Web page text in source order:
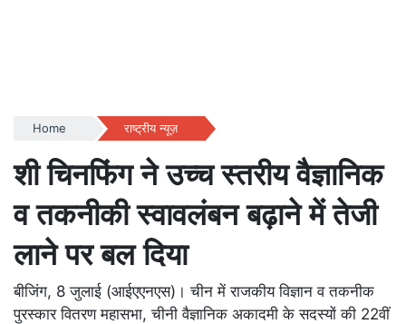
Home राष्ट्रीय न्यूज़
शी चिनफिंग ने उच्च स्तरीय वैज्ञानिक
व तकनीकी स्वावलंबन बढ़ाने में तेजी
लाने पर बल दिया
बीजिंग, 8 जुलाई (आईएएनएस)। चीन में राजकीय विज्ञान व तकनीक
पुरस्कार वितरण महासभा, चीनी वैज्ञानिक अकादमी के सदस्यों की 22वीं